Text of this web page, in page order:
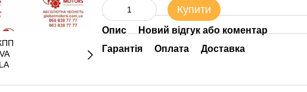
Купити
Опис
Новий відгук або коментар
Гарантія
Оплата Доставка